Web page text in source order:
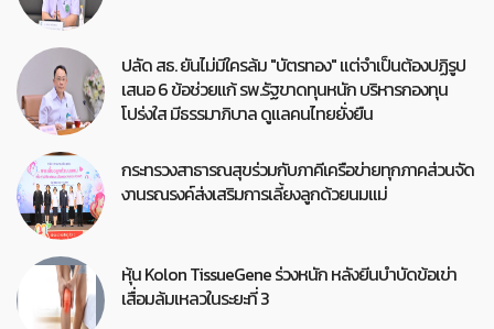
ปลัด สธ. ยันไม่มีใครล้ม "บัตรทอง" แต่จำเป็นต้องปฏิรูป
เสนอ 6 ข้อช่วยแก้ รพ.รัฐขาดทุนหนัก บริหารกองทุน
โปร่งใส มีธรรมาภิบาล ดูแลคนไทยยั่งยืน
กระทรวงสาธารณสุขร่วมกับภาคีเครือข่ายทุกภาคส่วนจัด
งานรณรงค์ส่งเสริมการเลี้ยงลูกด้วยนมแม่
หุ้น Kolon TissueGene ร่วงหนัก หลังยีนบำบัดข้อเข่า
เสื่อมล้มเหลวในระยะที่ 3